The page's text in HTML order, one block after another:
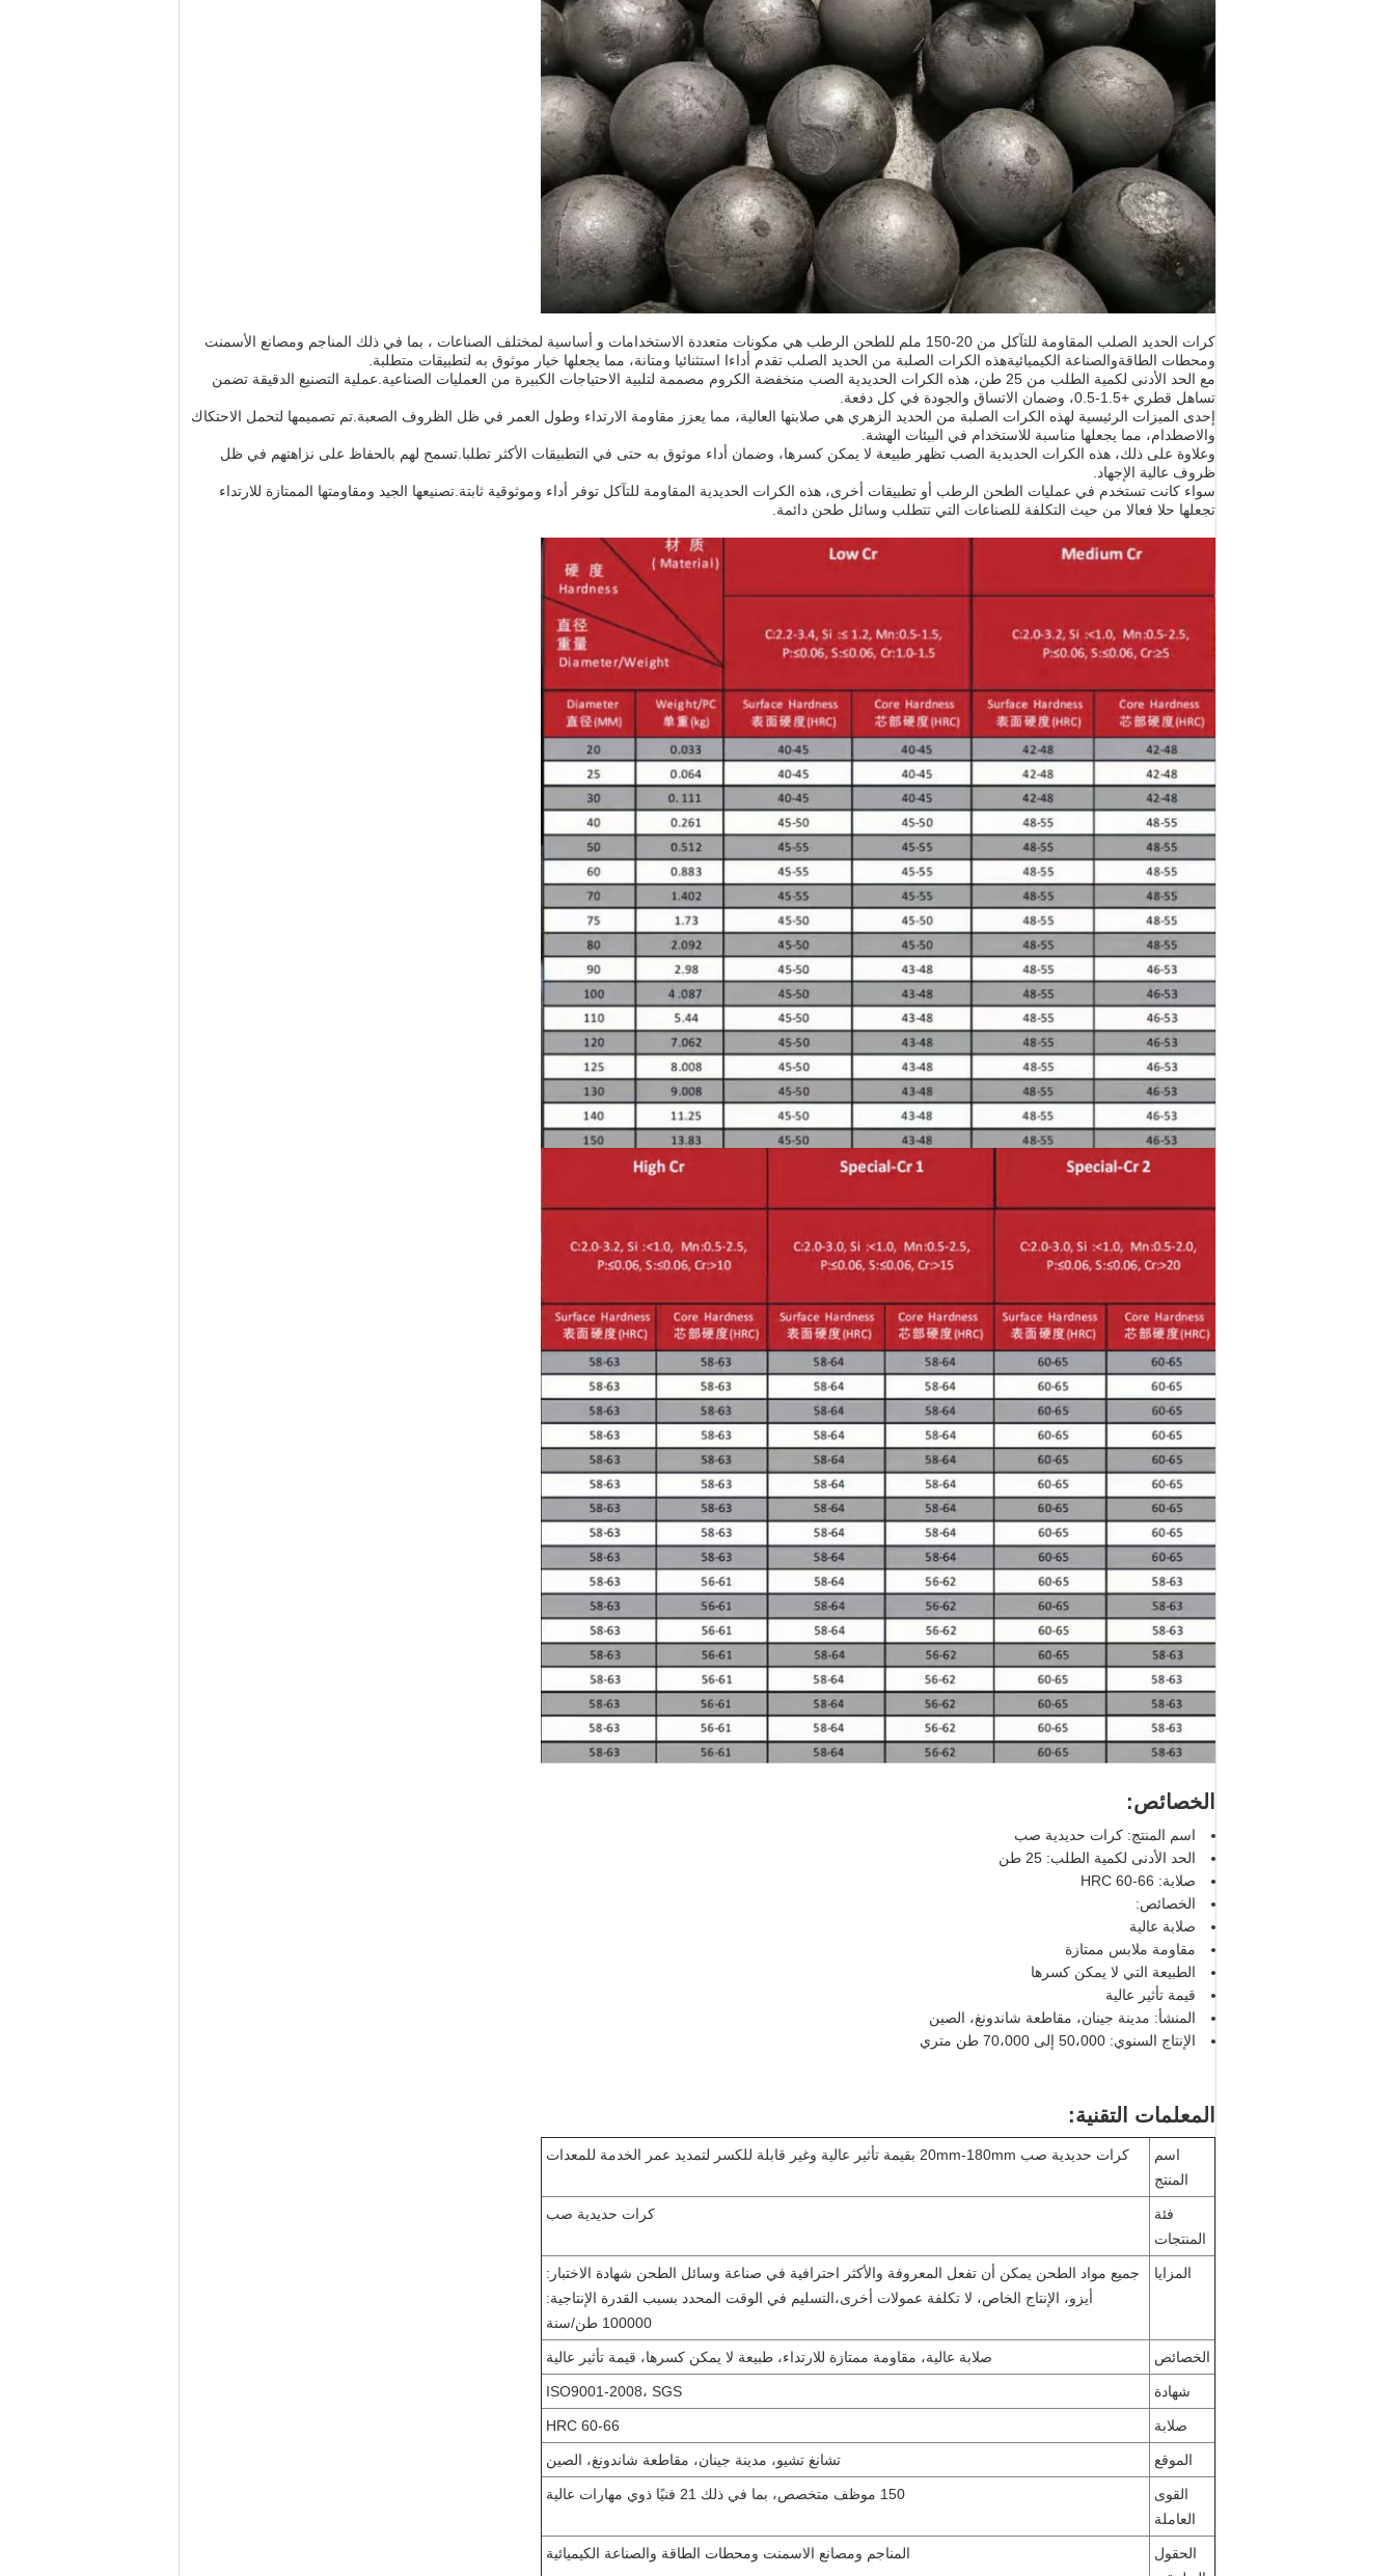
كرات الحديد الصلب المقاومة للتآكل من 20-150 ملم للطحن الرطب هي مكونات متعددة الاستخدامات و أساسية لمختلف الصناعات ، بما في ذلك المناجم ومصانع الأسمنت
ومحطات الطاقةوالصناعة الكيميائيةهذه الكرات الصلبة من الحديد الصلب تقدم أداءا استثنائيا ومتانة، مما يجعلها خيار موثوق به لتطبيقات متطلبة.
مع الحد الأدنى لكمية الطلب من 25 طن، هذه الكرات الحديدية الصب منخفضة الكروم مصممة لتلبية الاحتياجات الكبيرة من العمليات الصناعية.عملية التصنيع الدقيقة تضمن
تساهل قطري +1.5-0.5، وضمان الاتساق والجودة في كل دفعة.
إحدى الميزات الرئيسية لهذه الكرات الصلبة من الحديد الزهري هي صلابتها العالية، مما يعزز مقاومة الارتداء وطول العمر في ظل الظروف الصعبة.تم تصميمها لتحمل الاحتكاك
والاصطدام، مما يجعلها مناسبة للاستخدام في البيئات الهشة.
وعلاوة على ذلك، هذه الكرات الحديدية الصب تظهر طبيعة لا يمكن كسرها، وضمان أداء موثوق به حتى في التطبيقات الأكثر تطلبا.تسمح لهم بالحفاظ على نزاهتهم في ظل
ظروف عالية الإجهاد.
سواء كانت تستخدم في عمليات الطحن الرطب أو تطبيقات أخرى، هذه الكرات الحديدية المقاومة للتآكل توفر أداء وموثوقية ثابتة.تصنيعها الجيد ومقاومتها الممتازة للارتداء
تجعلها حلا فعالا من حيث التكلفة للصناعات التي تتطلب وسائل طحن دائمة.
الخصائص:
اسم المنتج: كرات حديدية صب
الحد الأدنى لكمية الطلب: 25 طن
صلابة: HRC 60-66
الخصائص:
صلابة عالية
مقاومة ملابس ممتازة
الطبيعة التي لا يمكن كسرها
قيمة تأثير عالية
المنشأ: مدينة جينان، مقاطعة شاندونغ، الصين
الإنتاج السنوي: 50،000 إلى 70،000 طن متري
المعلمات التقنية:
اسم
المنتج
كرات حديدية صب 20mm-180mm بقيمة تأثير عالية وغير قابلة للكسر لتمديد عمر الخدمة للمعدات
فئة
المنتجات
كرات حديدية صب
المزايا
جميع مواد الطحن يمكن أن تفعل المعروفة والأكثر احترافية في صناعة وسائل الطحن شهادة الاختبار:
أيزو، الإنتاج الخاص، لا تكلفة عمولات أخرى،التسليم في الوقت المحدد بسبب القدرة الإنتاجية:
100000 طن/سنة
الخصائص صلابة عالية، مقاومة ممتازة للارتداء، طبيعة لا يمكن كسرها، قيمة تأثير عالية
شهادة ISO9001-2008، SGS
صلابة HRC 60-66
الموقع تشانغ تشيو، مدينة جينان، مقاطعة شاندونغ، الصين
القوى
العاملة
150 موظف متخصص، بما في ذلك 21 فنيًا ذوي مهارات عالية
الحقول
المناجم ومصانع الاسمنت ومحطات الطاقة والصناعة الكيميائية